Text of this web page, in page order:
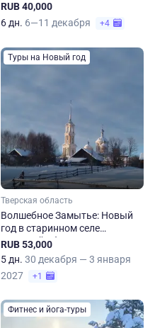
RUB 40,000
6 дн. 6—11 декабря +4
Туры на Новый год
Тверская область
Волшебное Замытье: Новый
год в старинном селе
Тверской области
RUB 53,000
5 дн. 30 декабря — 3 января
2027
+1
Фитнес и йога-туры